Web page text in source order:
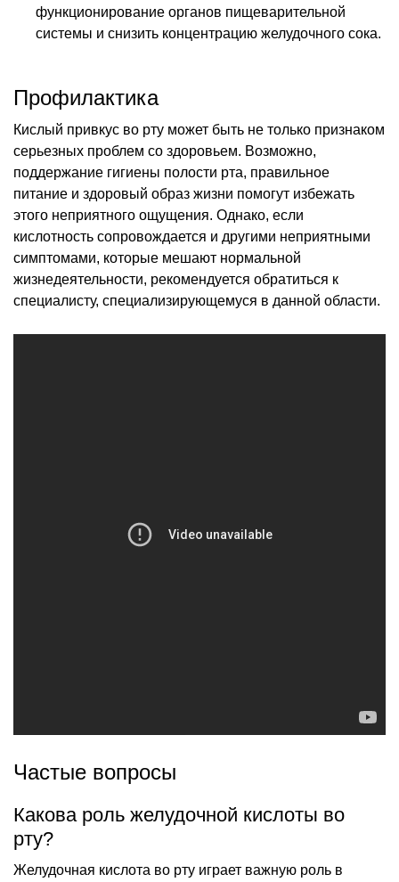
функционирование органов пищеварительной
системы и снизить концентрацию желудочного сока.
Профилактика
Кислый привкус во рту может быть не только признаком
серьезных проблем со здоровьем. Возможно,
поддержание гигиены полости рта, правильное
питание и здоровый образ жизни помогут избежать
этого неприятного ощущения. Однако, если
кислотность сопровождается и другими неприятными
симптомами, которые мешают нормальной
жизнедеятельности, рекомендуется обратиться к
специалисту, специализирующемуся в данной области.
Частые вопросы
Какова роль желудочной кислоты во
рту?
Желудочная кислота во рту играет важную роль в